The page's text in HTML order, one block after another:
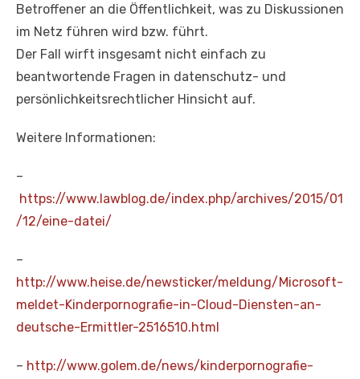
Betroffener an die Öffentlichkeit, was zu Diskussionen
im Netz führen wird bzw. führt.
Der Fall wirft insgesamt nicht einfach zu
beantwortende Fragen in datenschutz- und
persönlichkeitsrechtlicher Hinsicht auf.
Weitere Informationen:
–
https://www.lawblog.de/index.php/archives/2015/01
/12/eine-datei/
–
http://www.heise.de/newsticker/meldung/Microsoft-
meldet-Kinderpornografie-in-Cloud-Diensten-an-
deutsche-Ermittler-2516510.html
– http://www.golem.de/news/kinderpornografie-